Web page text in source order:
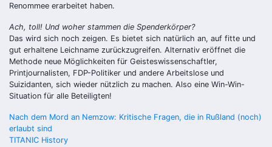
Renommee erarbeitet haben.
Ach, toll! Und woher stammen die Spenderkörper?
Das wird sich noch zeigen. Es bietet sich natürlich an, auf fitte und
gut erhaltene Leichname zurückzugreifen. Alternativ eröffnet die
Methode neue Möglichkeiten für Geisteswissenschaftler,
Printjournalisten, FDP-Politiker und andere Arbeitslose und
Suizidanten, sich wieder nützlich zu machen. Also eine Win-Win-
Situation für alle Beteiligten!
Beitragsnavigation
Nach dem Mord an Nemzow: Kritische Fragen, die in Rußland (noch)
erlaubt sind
TITANIC History